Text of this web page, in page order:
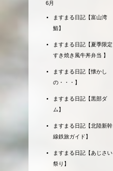
6月
ますまる日記【富山湾
鮨】
ますまる日記【夏季限定
すき焼き風牛丼弁当 】
ますまる日記【懐かし
の・・・】
ますまる日記【黒部ダ
ム】
ますまる日記【北陸新幹
線鉄旅ガイド】
ますまる日記【あじさい
祭り】